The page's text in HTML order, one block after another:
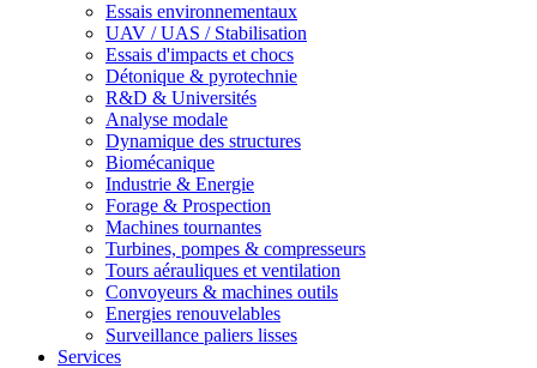
Essais environnementaux
UAV / UAS / Stabilisation
Essais d'impacts et chocs
Détonique & pyrotechnie
R&D & Universités
Analyse modale
Dynamique des structures
Biomécanique
Industrie & Energie
Forage & Prospection
Machines tournantes
Turbines, pompes & compresseurs
Tours aérauliques et ventilation
Convoyeurs & machines outils
Energies renouvelables
Surveillance paliers lisses
Services